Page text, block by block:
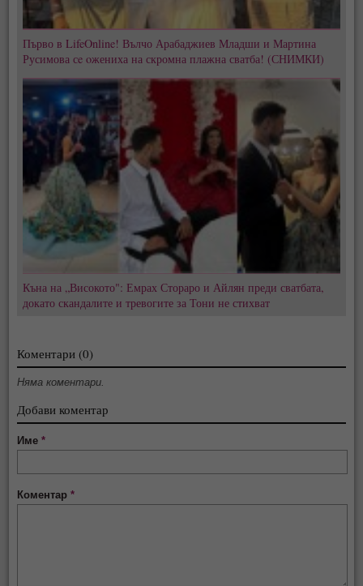
Първо в LifeOnline! Вълчо Арабаджиев Младши и Мартина
Русимова сe oжениха на скромна плажна сватба! (СНИМКИ)
Къна на „Високото": Емрах Стораро и Айлян преди сватбата,
докато скандалите и тревогите за Тони не стихват
Коментари (0)
Няма коментари.
Добави коментар
Име*
Коментар*